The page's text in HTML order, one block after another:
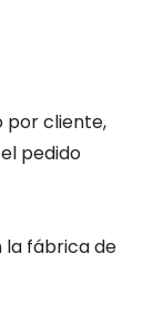
por cliente,
pedido
la fábrica de